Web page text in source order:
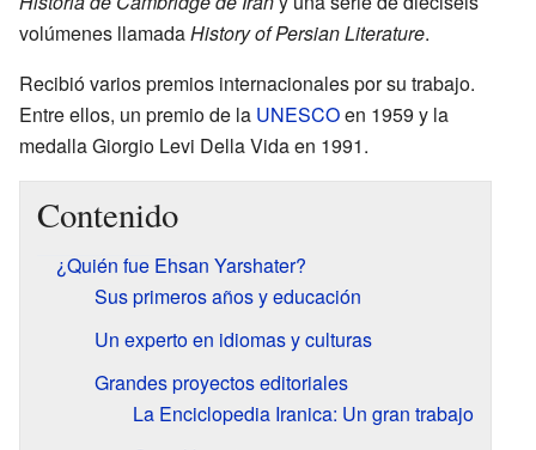
volúmenes llamadaHistory of Persian Literature.
Recibió varios premios internacionales por su trabajo.
Entre ellos, un premio de la UNESCOen 1959 y la
medalla Giorgio Levi Della Vida en 1991.
Contenido
¿Quién fue Ehsan Yarshater?
Sus primeros años y educación
Un experto en idiomas y culturas
Grandes proyectos editoriales
La Enciclopedia Iranica: Un gran trabajo